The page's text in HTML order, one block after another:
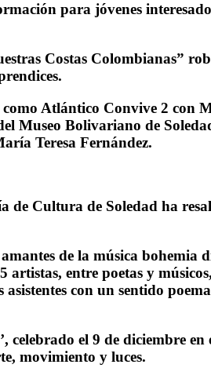
para jóvenes
Costas Colombianas”
Atlántico Convive 2 con
Museo Bolivariano de
Teresa Fernández.
de Cultura de Soledad ha
de la música
entre poetas y
con un sentido
el 9 de diciembre
movimiento y luces.